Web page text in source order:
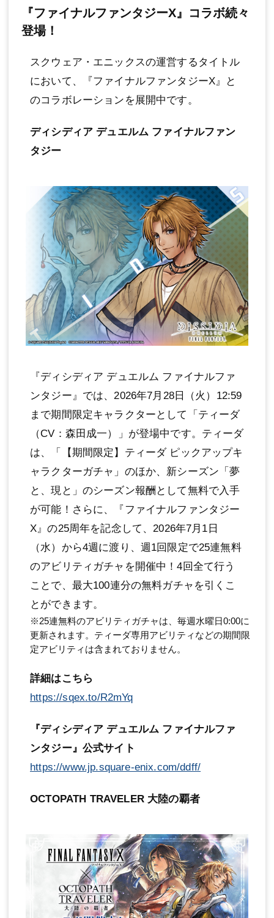
『ファイナルファンタジーX』コラボ続々
登場！
スクウェア・エニックスの運営するタイトル
において、『ファイナルファンタジーX』と
のコラボレーションを展開中です。
ディシディア デュエルム ファイナルファン
タジー
『ディシディア デュエルム ファイナルファ
ンタジー』では、2026年7月28日（火）12:59
まで期間限定キャラクターとして「ティーダ
（CV：森田成一）」が登場中です。ティーダ
は、「【期間限定】ティーダ ピックアップキ
ャラクターガチャ」のほか、新シーズン「夢
と、現と」のシーズン報酬として無料で入手
が可能！さらに、『ファイナルファンタジー
X』の25周年を記念して、2026年7月1日
（水）から4週に渡り、週1回限定で25連無料
のアビリティガチャを開催中！4回全て行う
ことで、最大100連分の無料ガチャを引くこ
とができます。
※25連無料のアビリティガチャは、毎週水曜日0:00に
更新されます。ティーダ専用アビリティなどの期間限
定アビリティは含まれておりません。
詳細はこちら
https://sqex.to/R2mYq
『ディシディア デュエルム ファイナルファ
ンタジー』公式サイト
https://www.jp.square-enix.com/ddff/
OCTOPATH TRAVELER 大陸の覇者